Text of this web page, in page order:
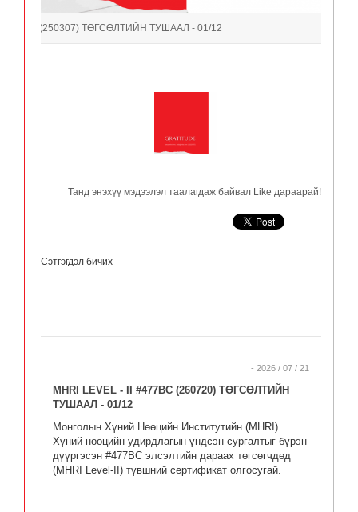
- B #450 (250307) ТӨГСӨЛТИЙН ТУШААЛ - 01/12
Танд энэхүү мэдээлэл таалагдаж байвал Like дараарай!
Сэтгэгдэл бичих
- 2026 / 07 / 21
MHRI LEVEL - II #477BC (260720) ТӨГСӨЛТИЙН
ТУШААЛ - 01/12
Монголын Хүний Нөөцийн Институтийн (MHRI)
Хүний нөөцийн удирдлагын үндсэн сургалтыг бүрэн
дүүргэсэн #477BC элсэлтийн дараах төгсөгчдөд
(MHRI Level-II) түвшний сертификат олгосугай.